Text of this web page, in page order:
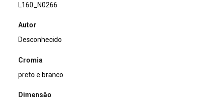
L160_N0266
Autor
Desconhecido
Cromia
preto e branco
Dimensão